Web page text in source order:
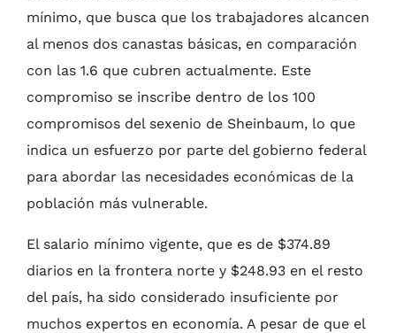
mínimo, que busca que los trabajadores alcancen
al menos dos canastas básicas, en comparación
con las 1.6 que cubren actualmente. Este
compromiso se inscribe dentro de los 100
compromisos del sexenio de Sheinbaum, lo que
indica un esfuerzo por parte del gobierno federal
para abordar las necesidades económicas de la
población más vulnerable.
El salario mínimo vigente, que es de $374.89
diarios en la frontera norte y $248.93 en el resto
del país, ha sido considerado insuficiente por
muchos expertos en economía. A pesar de que el